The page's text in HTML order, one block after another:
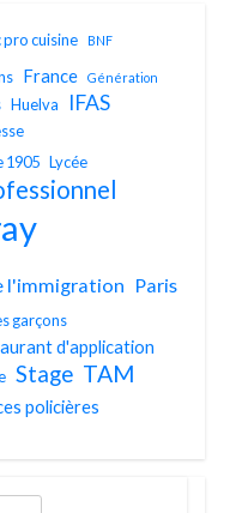
pro cuisine BNF
France Génération
Huelva
IFAS
1905 Lycée
l'immigration Paris
garçons
d'application
Stage TAM
policières